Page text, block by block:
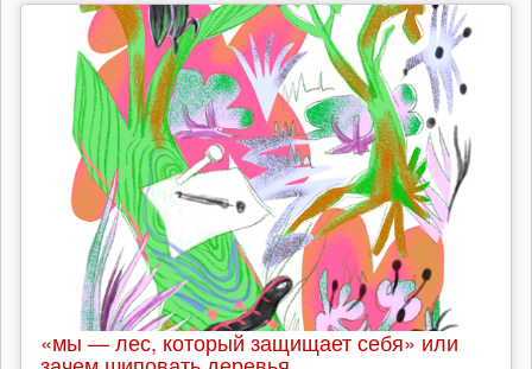
«мы — лес, который защищает себя» или